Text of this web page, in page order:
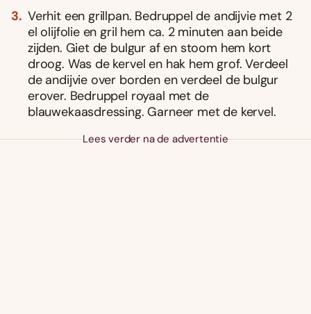
Verhit een grillpan. Bedruppel de andijvie met 2
el olijfolie en gril hem ca. 2 minuten aan beide
zijden. Giet de bulgur af en stoom hem kort
droog. Was de kervel en hak hem grof. Verdeel
de andijvie over borden en verdeel de bulgur
erover. Bedruppel royaal met de
blauwekaasdressing. Garneer met de kervel.
Lees verder na de advertentie